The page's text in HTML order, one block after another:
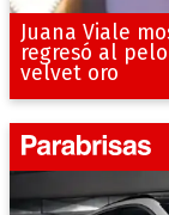
Juana Viale
regresó al
velvet oro